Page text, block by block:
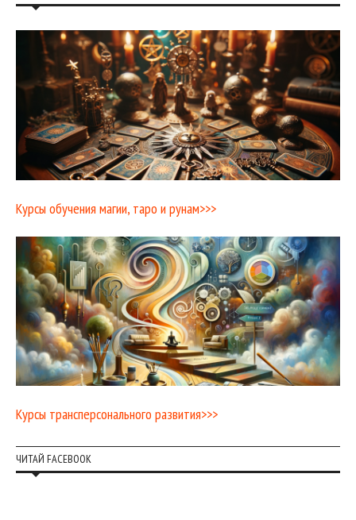
Курсы обучения магии, таро и рунам>>>
Курсы трансперсонального развития>>>
ЧИТАЙ FACEBOOK